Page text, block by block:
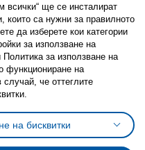
(Cookies)
на бисквитки
политика за личните данни
данни на ikea.bg
всички“ ще се инсталират
които са нужни за правилното
да изберете кои категории
за използване на
за използване на
функциониране на
случай, че оттеглите
на бисквитки